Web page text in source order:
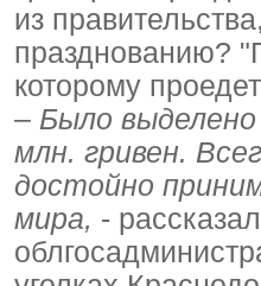
из
празднованию?
которому
– Было
млн. гривен.
достойно
мира, -